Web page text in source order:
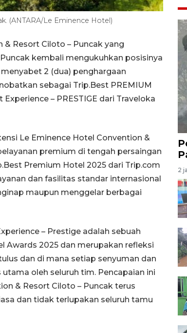
(ANTARA/Le Eminence Hotel)
& Resort Ciloto – Puncak yang
kembali mengukuhkan posisinya
2 (dua) penghargaan
sebagai Trip.Best PREMIUM
– PRESTIGE dari Traveloka
Le Eminence Hotel Convention &
premium di tengah persaingan
Premium Hotel 2025 dari Trip.com
dan fasilitas standar internasional
maupun menggelar berbagai
– Prestige adalah sebuah
Awards 2025 dan merupakan refleksi
dan di mana setiap senyuman dan
oleh seluruh tim. Pencapaian ini
& Resort Ciloto – Puncak terus
dan tidak terlupakan seluruh tamu
2